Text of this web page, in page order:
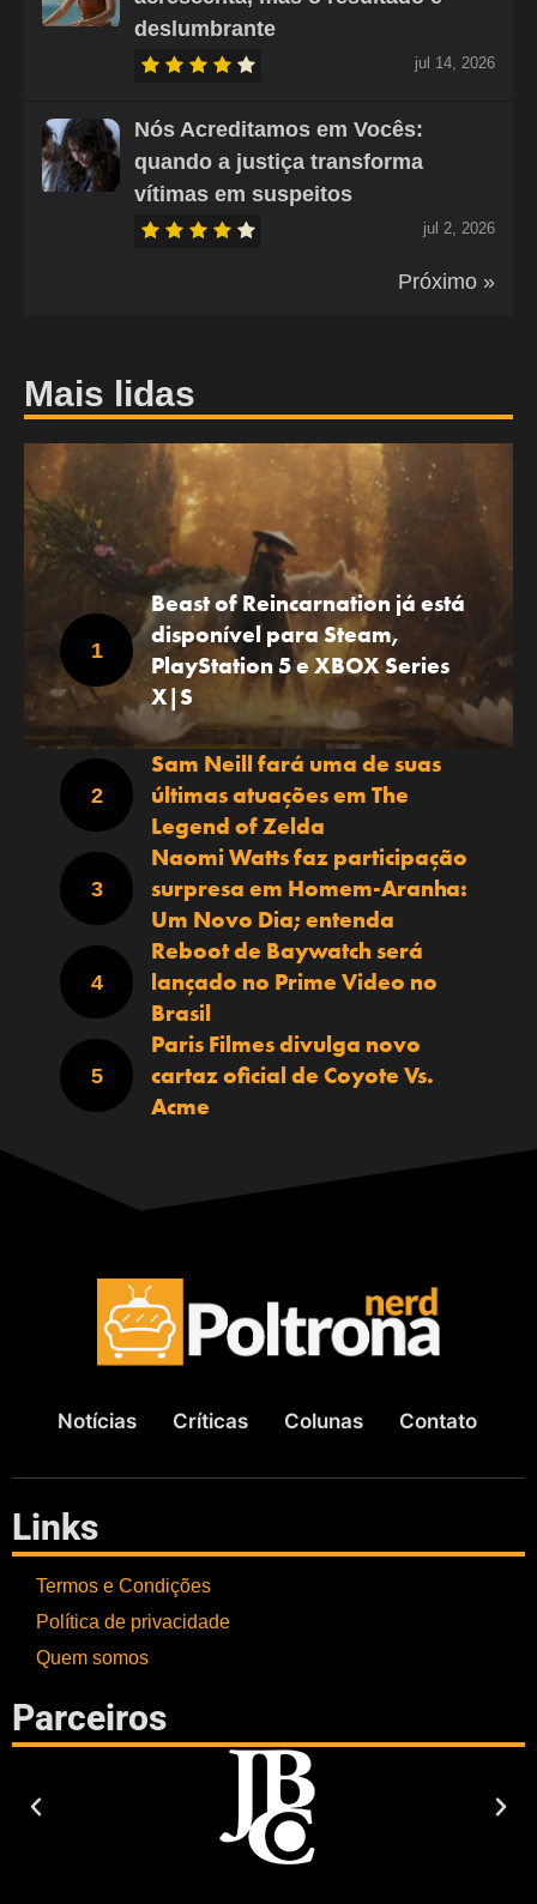
deslumbrante
jul 14, 2026
Nós Acreditamos em Vocês:
quando a justiça transforma
vítimas em suspeitos
jul 2, 2026
Próximo »
Mais lidas
Beast of Reincarnation já está
disponível para Steam,
PlayStation 5 e XBOX Series
X|S
Sam Neill fará uma de suas
últimas atuações em The
Legend of Zelda
Naomi Watts faz participação
surpresa em Homem-Aranha:
Um Novo Dia; entenda
Reboot de Baywatch será
lançado no Prime Video no
Brasil
Paris Filmes divulga novo
cartaz oficial de Coyote Vs.
Acme
Notícias Críticas Colunas Contato
Links
Termos e Condições
Política de privacidade
Quem somos
Parceiros